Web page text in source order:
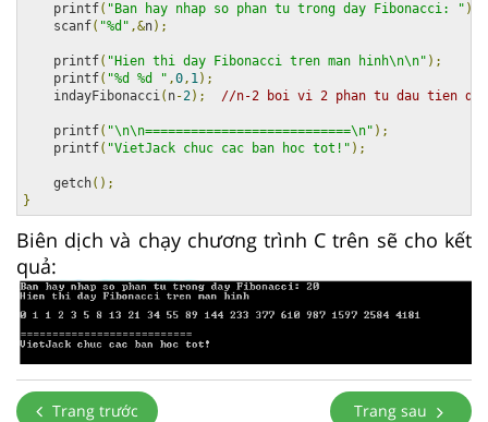
    printf
( "Ban hay nhap so phan tu trong day Fibonacci: " );
    scanf
( "%d" ,&n);
    printf
( "Hien thi day Fibonacci tren man hinh\n\n" );
    printf
( "%d %d " ,0, 1);
    indayFibonacci
( n-2); //n-2 boi vi 2 phan tu dau tien
    printf
( "\n\n===========================\n" );
    printf
( "VietJack chuc cac ban hoc tot!" );
    getch
();
}
Biên dịch và chạy chương trình C trên sẽ cho kết
quả:
Trang trước Trang sau